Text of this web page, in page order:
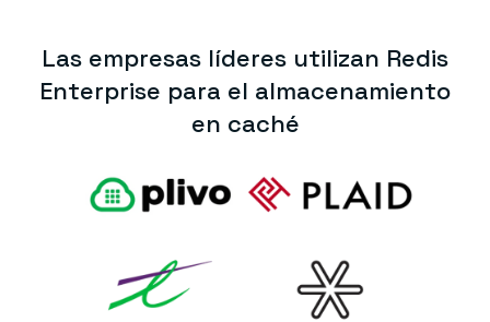
Las empresas líderes utilizan Redis
Enterprise para el almacenamiento
en caché